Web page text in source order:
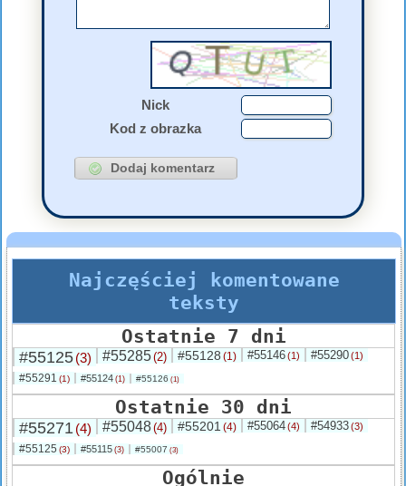
Nick
Kod z obrazka
Najczęściej komentowane
teksty
Ostatnie 7 dni
#55125(3) #55285(2) #55128 (1) #55146(1) #55290(1)
#55291 (1) #55124 (1) #55126 (1)
Ostatnie 30 dni
#55271 (4) #55048(4) #55201 (4) #55064(4) #54933(3)
#55125 (3) #55115 (3) #55007 (3)
Ogólnie